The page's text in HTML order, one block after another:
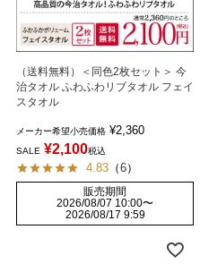
（送料無料）＜同色2枚セット＞ 今
治タオル ふわふわリブタオル フェイ
スタオル
メーカー希望小売価格 ¥2,360
SALE ¥2,100税込
4.83 （6）
販売期間
2026/08/07 10:00〜
2026/08/17 9:59